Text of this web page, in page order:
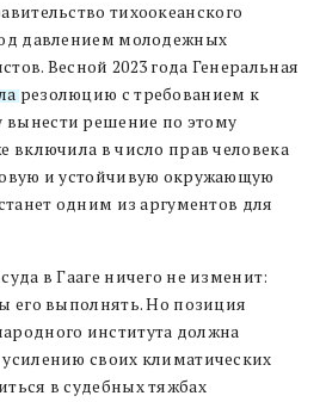
тихоокеанского
давлением молодежных
Весной 2023 года Генеральная
резолюцию с требованием к
решение по этому
включила в число прав человека
и устойчивую окружающую
одним из аргументов для
в Гааге ничего не изменит:
его выполнять. Но позиция
института должна
своих климатических
в судебных тяжбах